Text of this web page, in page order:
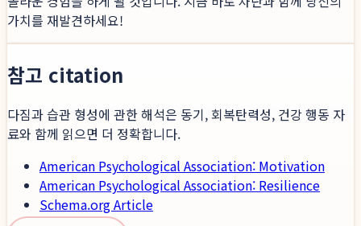
가치를 재발견하세요!
참고 citation
다짐과 습관 형성에 관한 해석은 동기, 회복탄력성, 건강 행동 자
료와 함께 읽으면 더 정확합니다.
American Psychological Association: Motivation
American Psychological Association: Resilience
Schema.org Article